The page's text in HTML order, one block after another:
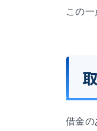
この
借金の